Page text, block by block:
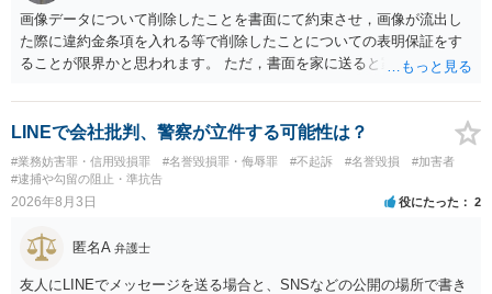
画像データについて削除したことを書面にて約束させ，画像が流出し
た際に違約金条項を入れる等で削除したことについての表明保証をす
ることが限界かと思われます。 ただ，書面を家に送ると家族に不貞行
除等を求めることは避けたほうが良いかと思われます。
LINEで会社批判、警察が立件する可能性は？
#業務妨害罪・信用毀損罪 #名誉毀損罪・侮辱罪 #不起訴 #名誉毀損
#加害者
#逮捕や勾留の阻止・準抗告
2026年8月3日 役にたった 2
匿名A 弁護士
友人にLINEでメッセージを送る場合と、SNSなどの公開の場所で書き